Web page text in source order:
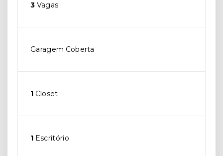
3 Vagas
Garagem Coberta
1 Closet
1 Escritório